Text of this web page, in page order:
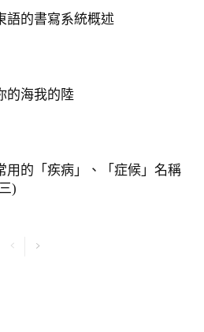
語的書寫系統概述
的海我的陸
用的「疾病」、「症候」名稱
)